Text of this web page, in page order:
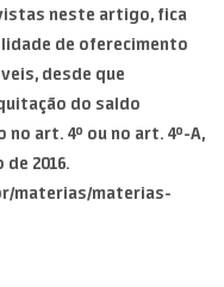
neste artigo, fica
de oferecimento
desde que
do saldo
art. 4º ou no art. 4º-A,
de 2016.
materias/materias-